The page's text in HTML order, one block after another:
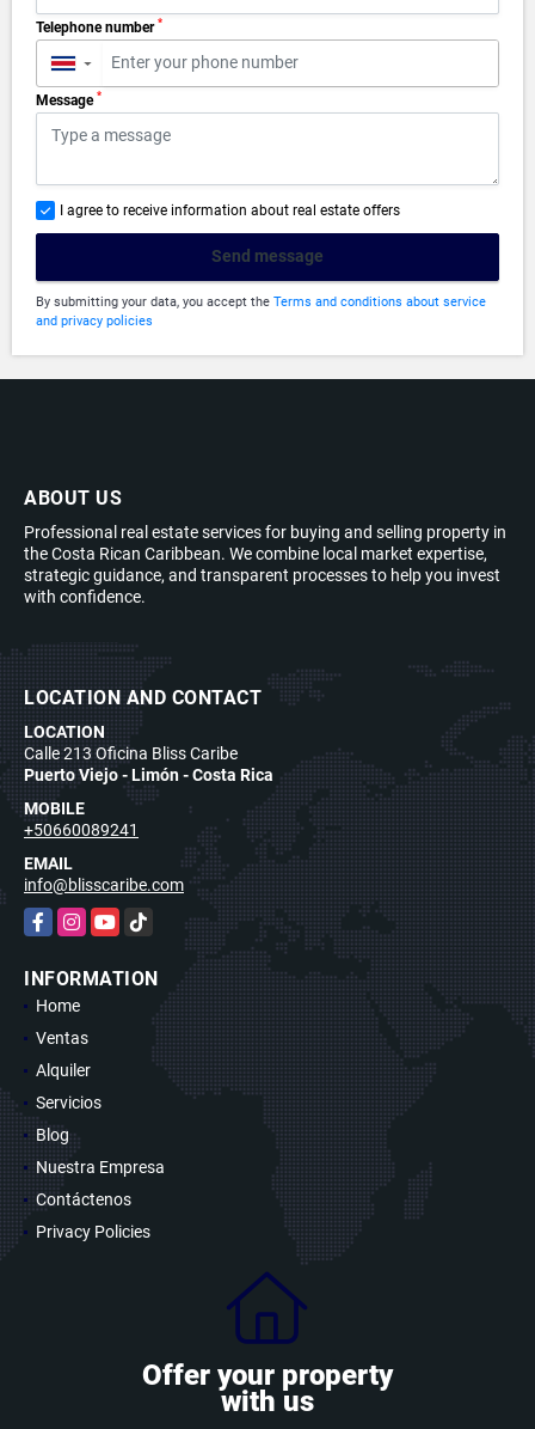
Telephone number *
▼
Message *
I agree to receive information about real estate offers
Send message
By submitting your data, you accept the Terms and conditions about service
and privacy policies
ABOUT US
Professional real estate services for buying and selling property in
the Costa Rican Caribbean. We combine local market expertise,
strategic guidance, and transparent processes to help you invest
with confidence.
LOCATION AND CONTACT
LOCATION
Calle 213 Oficina Bliss Caribe
Puerto Viejo - Limón - Costa Rica
MOBILE
+50660089241
EMAIL
info@blisscaribe.com
FacebookInstagram
YouTubeTikTok
INFORMATION
Home
Ventas
Alquiler
Servicios
Blog
Nuestra Empresa
Contáctenos
Privacy Policies
Offer your property
with us